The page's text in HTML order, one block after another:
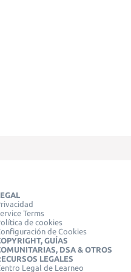
Terms
de cookies
de Cookies
GUÍAS
DSA & OTROS
LEGALES
Legal de Learneo